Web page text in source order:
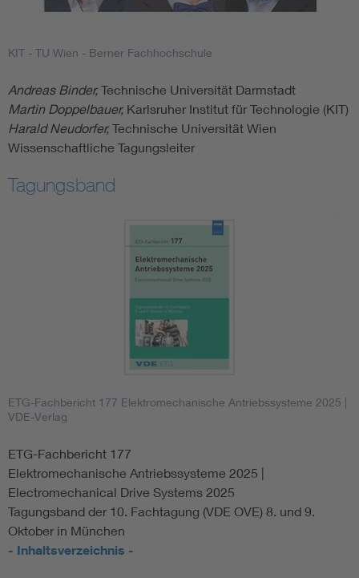
KIT - TU Wien - Berner Fachhochschule
Andreas Binder, Technische Universität Darmstadt
Martin Doppelbauer, Karlsruher Institut für Technologie (KIT)
Harald Neudorfer, Technische Universität Wien
Wissenschaftliche Tagungsleiter
Tagungsband
ETG-Fachbericht 177 Elektromechanische Antriebssysteme 2025 |
VDE-Verlag
ETG-Fachbericht 177
Elektromechanische Antriebssysteme 2025 |
Electromechanical Drive Systems 2025
Tagungsband der 10. Fachtagung (VDE OVE) 8. und 9.
Oktober in München
- Inhaltsverzeichnis -